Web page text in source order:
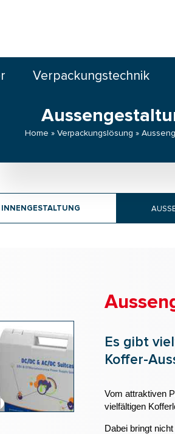
Verpackungstechnik
Home » Verpackungslösung »
INNENGESTALTUNG
Es gibt
Koffer-
Vom attraktiven
vielfältigen
Dabei bringt